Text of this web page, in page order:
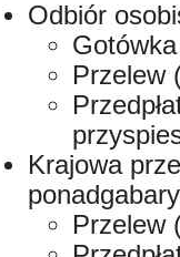
Odbiór
Przelew
Krajowa
Przelew